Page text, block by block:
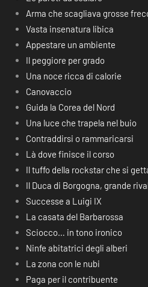
Arma che scagliava grosse
Vasta insenatura libica
Appestare un ambiente
Il peggiore per grado
Una noce ricca di calorie
Canovaccio
Guida la Corea del Nord
Una luce che trapela nel buio
Contraddirsi o rammaricarsi
Là dove finisce il corso
Il tuffo della rockstar che si
Il Duca di Borgogna, grande
Successe a Luigi IX
La casata del Barbarossa
Sciocco… in tono ironico
Ninfe abitatrici degli alberi
La zona con le nubi
Paga per il contribuente